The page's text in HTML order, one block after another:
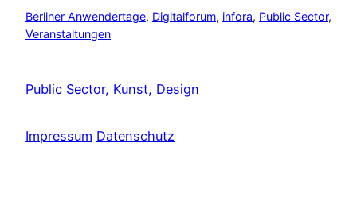
Berliner Anwendertage, Digitalforum, infora, Public Sector
Veranstaltungen
Public Sector, Kunst, Design
Impressum Datenschutz